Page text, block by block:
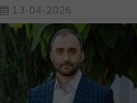
13-04-2026